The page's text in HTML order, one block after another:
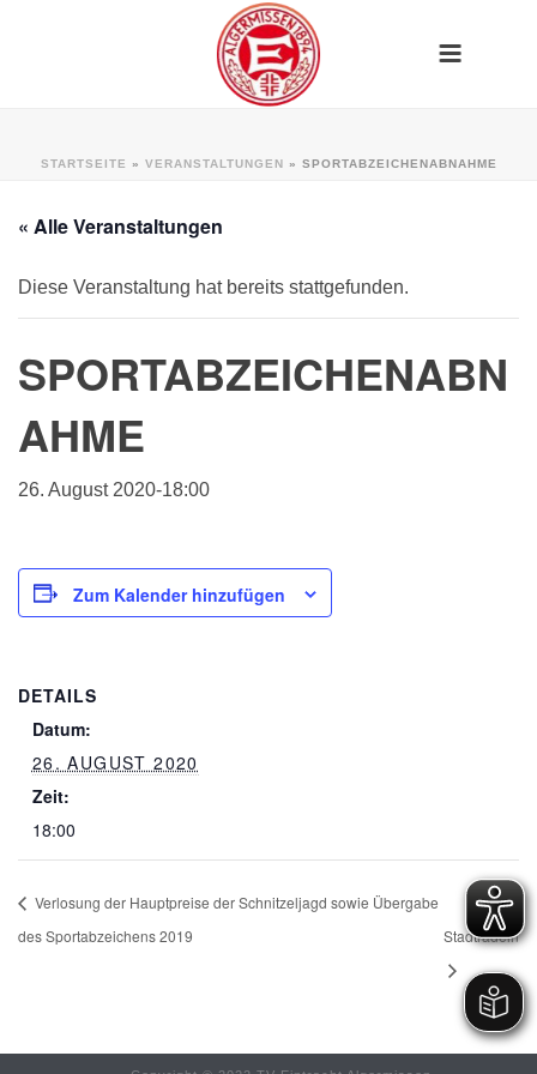
STARTSEITE » VERANSTALTUNGEN » SPORTABZEICHENABNAHME
« Alle Veranstaltungen
Diese Veranstaltung hat bereits stattgefunden.
SPORTABZEICHENABN
AHME
26. August 2020-18:00
Zum Kalender hinzufügen
DETAILS
Datum:
26. AUGUST 2020
Zeit:
18:00
Verlosung der Hauptpreise der Schnitzeljagd sowie Übergabe
des Sportabzeichens 2019
Stadtradeln